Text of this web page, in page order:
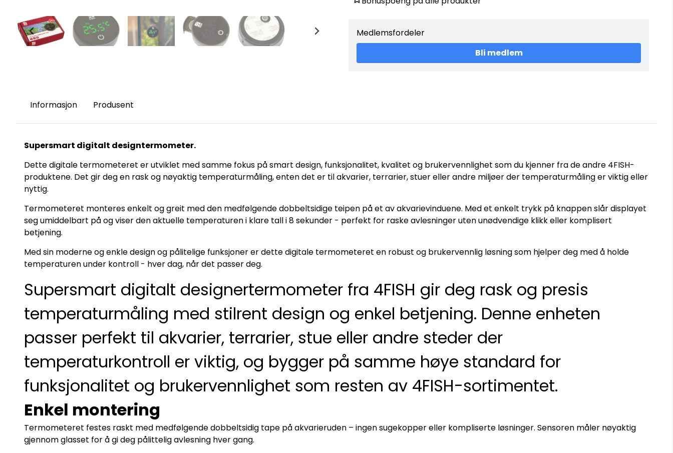
Medlemsfordeler
Bli medlem
Informasjon Produsent
Supersmart digitalt designtermometer.
Dette digitale termometeret er utviklet med samme fokus på smart design, funksjonalitet, kvalitet og brukervennlighet som du kjenner fra de andre 4FISH-
produktene. Det gir deg en rask og nøyaktig temperaturmåling, enten det er til akvarier, terrarier, stuer eller andre miljøer der temperaturmåling er viktig eller
nyttig.
Termometeret monteres enkelt og greit med den medfølgende dobbeltsidige teipen på et av akvarievinduene. Med et enkelt trykk på knappen slår displayet
seg umiddelbart på og viser den aktuelle temperaturen i klare tall i 8 sekunder - perfekt for raske avlesninger uten unødvendige klikk eller komplisert
betjening.
Med sin moderne og enkle design og pålitelige funksjoner er dette digitale termometeret en robust og brukervennlig løsning som hjelper deg med å holde
temperaturen under kontroll - hver dag, når det passer deg.
Supersmart digitalt designertermometer fra 4FISH gir deg rask og presis
temperaturmåling med stilrent design og enkel betjening. Denne enheten
passer perfekt til akvarier, terrarier, stue eller andre steder der
temperaturkontroll er viktig, og bygger på samme høye standard for
funksjonalitet og brukervennlighet som resten av 4FISH-sortimentet.
Enkel montering
Termometeret festes raskt med medfølgende dobbeltsidig tape på akvarieruden – ingen sugekopper eller kompliserte løsninger. Sensoren måler nøyaktig
gjennom glasset for å gi deg pålittelig avlesning hver gang.